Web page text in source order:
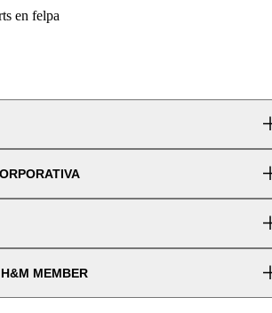
en felpa
MEMBER